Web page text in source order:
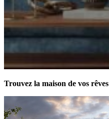
Trouvez la maison de vos rêves